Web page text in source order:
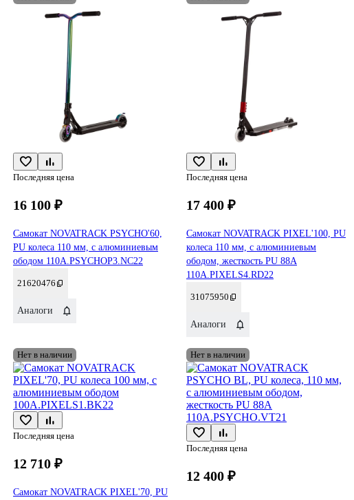
Последняя цена
16 100 ₽
Самокат NOVATRACK PSYCHO'60,
PU колеса 110 мм, с алюминиевым
ободом 110A.PSYCHOP3.NC22
21620476
Аналоги
Последняя цена
17 400 ₽
Самокат NOVATRACK PIXEL'100, PU
колеса 110 мм, с алюминиевым
ободом, жесткость PU 88A
110A.PIXELS4.RD22
31075950
Аналоги
Нет в наличии
Последняя цена
12 710 ₽
Самокат NOVATRACK PIXEL'70, PU
Нет в наличии
Последняя цена
12 400 ₽